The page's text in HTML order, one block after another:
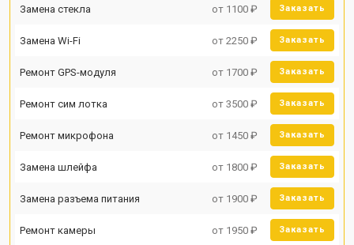
Замена стекла от 1100 ₽ Заказать
Замена Wi-Fi от 2250 ₽ Заказать
Ремонт GPS-модуля от 1700 ₽ Заказать
Ремонт сим лотка от 3500 ₽ Заказать
Ремонт микрофона от 1450 ₽ Заказать
Замена шлейфа от 1800 ₽ Заказать
Замена разъема питания от 1900 ₽ Заказать
Ремонт камеры от 1950 ₽ Заказать